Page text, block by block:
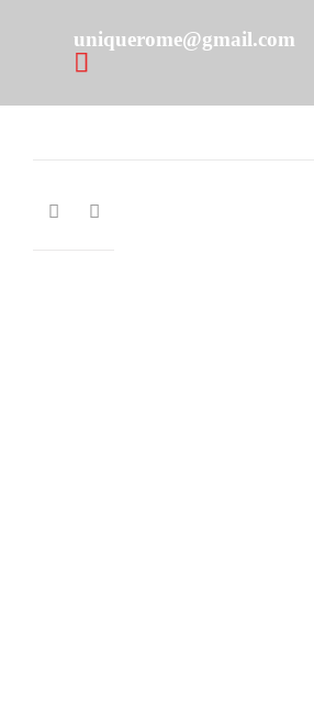
uniquerome@gmail.com


